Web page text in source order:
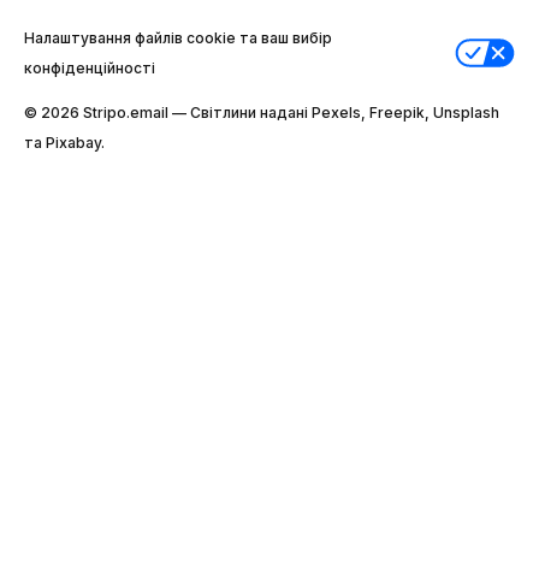
Налаштування файлів cookie та ваш вибір
конфіденційності
© 2026 Stripо.email — Світлини надані Pexels, Freepik, Unsplash
та Pixabay.